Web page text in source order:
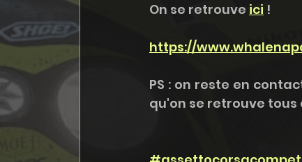
On se retrouve ici !
https://
PS : on reste en
qu'on se retrouve tous